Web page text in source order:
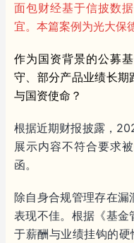
面包财经基于信披数
宜。本篇案例为光大保
作为国资背景的公募
守、部分产品业绩长
与国资使命？
根据近期财报披露，
展示内容不符合要求
函。
除自身合规管理存在
表现不佳。根据《基金
于薪酬与业绩挂钩的